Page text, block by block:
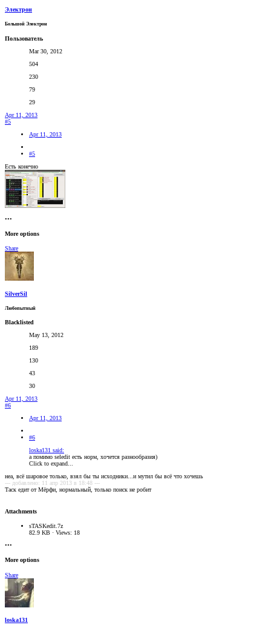
Электрон
Большой Электрон
Пользователь
Mar 30, 2012
504
230
79
29
Apr 11, 2013
#5
Apr 11, 2013
#5
Есть конечно
•••
More options
Share
SilverSil
Любопытный
Blacklisted
May 13, 2012
189
130
43
30
Apr 11, 2013
#6
Apr 11, 2013
#6
loska131 said:
а помимо seledit есть норм, хочется разнообразия)
Click to expand...
неа, всё шаровое только, взял бы ты исходники...и мутил бы всё что хочешь
--- добавлено: 11 апр 2013 в 18:48 ---
Таск едит от Мёрфи, нормальный, только поиск не робит
Attachments
sTASKedit.7z
82.9 KB · Views: 18
•••
More options
Share
loska131